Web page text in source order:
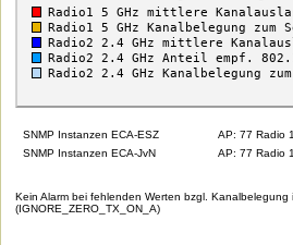
SNMP Instanzen ECA-ESZ
AP: 77 Radio
SNMP Instanzen ECA-JvN
AP: 77 Radio
Kein Alarm bei fehlenden Werten bzgl. Kanalbelegung
(IGNORE_ZERO_TX_ON_A)